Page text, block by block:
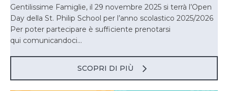
Gentilissime Famiglie, il 29 novembre 2025 si terrà l’Open
Day della St. Philip School per l’anno scolastico 2025/2026
Per poter partecipare è sufficiente prenotarsi
qui comunicandoci...
SCOPRI DI PIÙ